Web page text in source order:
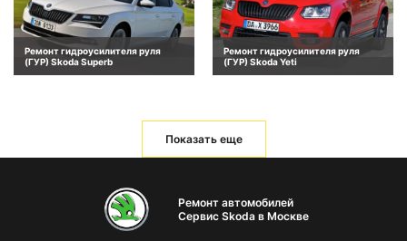
Ремонт гидроусилителя руля
(ГУР) Skoda Superb
Ремонт гидроусилителя руля
(ГУР) Skoda Yeti
Показать еще
Ремонт автомобилей
Сервис Skoda в Москве